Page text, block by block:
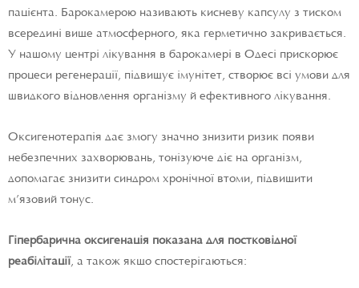
пацієнта. Барокамерою називають кисневу капсулу з тиском
всередині вище атмосферного, яка герметично закривається.
У нашому центрі лікування в барокамері в Одесі прискорює
процеси регенерації, підвищує імунітет, створює всі умови для
швидкого відновлення організму й ефективного лікування.
Оксигенотерапія дає змогу значно знизити ризик появи
небезпечних захворювань, тонізуюче діє на організм,
допомагає знизити синдром хронічної втоми, підвищити
м’язовий тонус.
Гіпербарична оксигенація показана для постковідної
реабілітації, а також якщо спостерігаються: